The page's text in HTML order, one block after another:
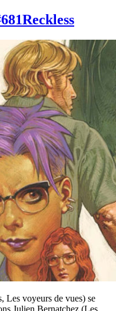
Reckless
Les voyeurs de vues) se
Julien Bernatchez (Les